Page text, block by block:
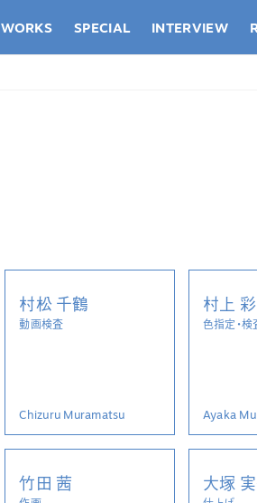
WORKS SPECIAL INTERVIEW
村松 千鶴
動画検査
Chizuru Muramatsu
村上
色指定・検
Ayaka
竹田 茜 大塚